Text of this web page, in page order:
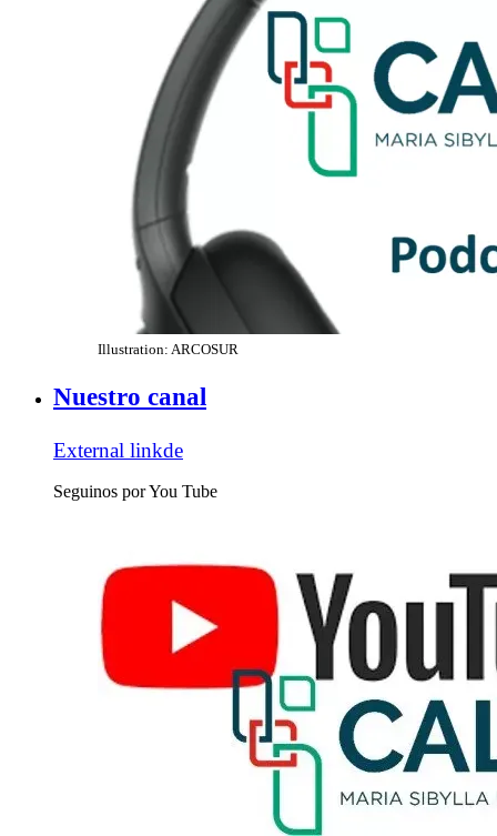
Illustration: ARCOSUR
Nuestro canal
External linkde
Seguinos por You Tube